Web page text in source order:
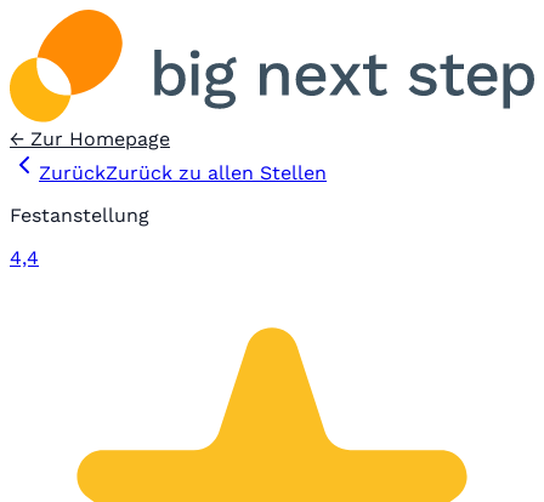
← Zur Homepage
ZurückZurück zu allen Stellen
Festanstellung
4,4